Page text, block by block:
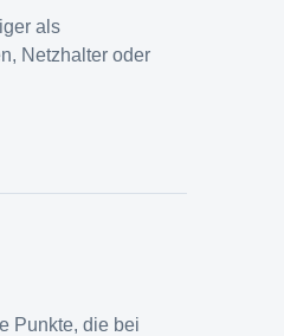
als
Netzhalter oder
Punkte, die bei